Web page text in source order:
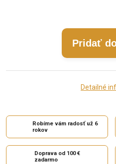
Pridať
Detailné
Robíme vám radosť už 6
rokov
Doprava od 100 €
zadarmo